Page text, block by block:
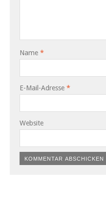
Name *
E-Mail-Adresse *
Website